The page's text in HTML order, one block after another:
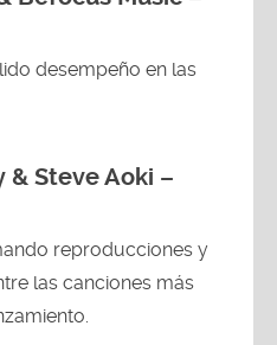
desempeño en las
& Steve Aoki –
reproducciones y
las canciones más